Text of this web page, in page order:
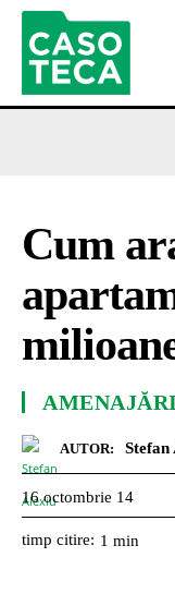
Cum
AUTOR: Stefan
16 octombrie 14
timp citire: 1 min